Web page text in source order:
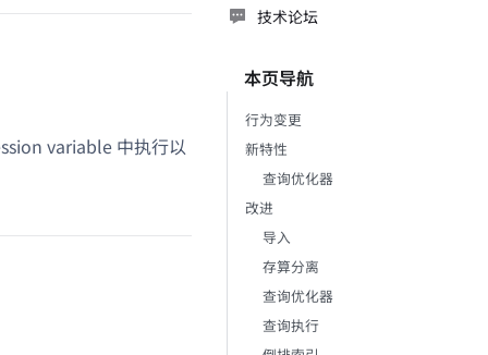
variable 中执行以
技术论坛
本页导航
行为变更
新特性
查询优化器
改进
导入
存算分离
查询优化器
查询执行